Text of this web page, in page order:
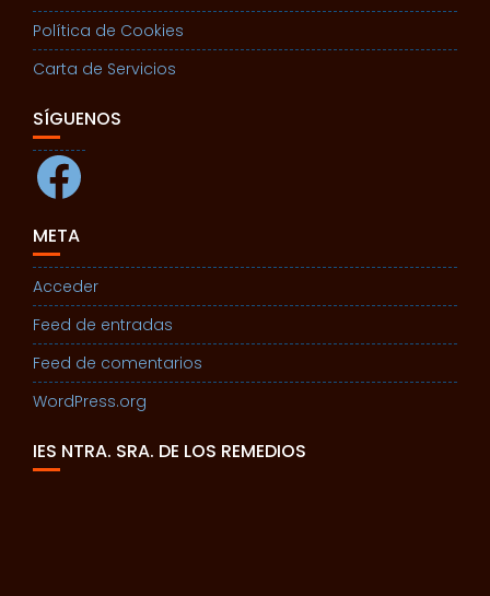
Política de Cookies
Carta de Servicios
SÍGUENOS
Facebook
META
Acceder
Feed de entradas
Feed de comentarios
WordPress.org
IES NTRA. SRA. DE LOS REMEDIOS